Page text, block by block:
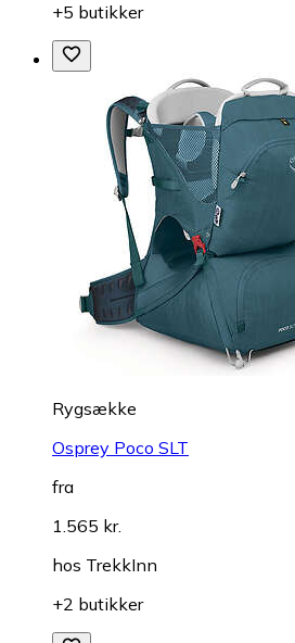
+5 butikker
Rygsække
Osprey Poco SLT
fra
1.565 kr.
hos TrekkInn
+2 butikker